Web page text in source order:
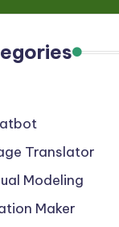
Translator
Modeling
Maker